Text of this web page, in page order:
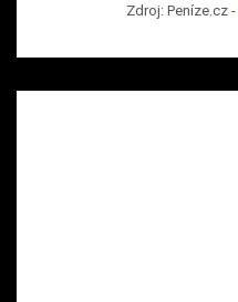
Zdroj: Peníze.cz -